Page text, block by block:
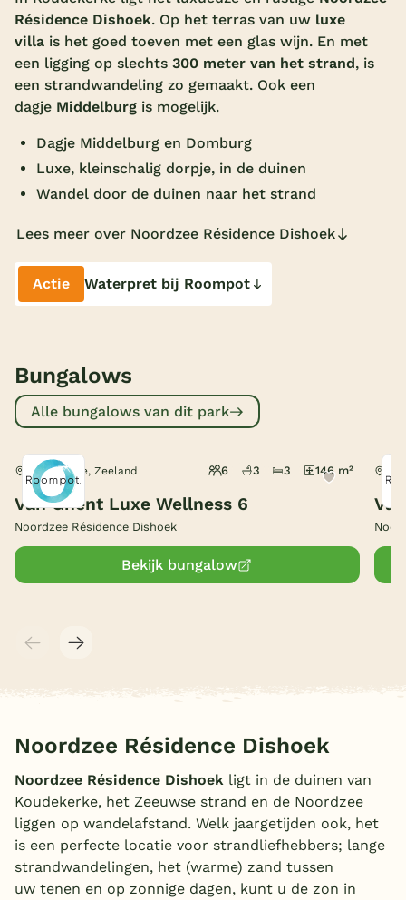
Overdekt zwembad
Wildwaterbaan
Indoor speeltuin
Keuzehulp
Bestemmingen
Nederland
Duitsland
Onze e-boeken
Résidence Dishoek. Op het terras van uw luxe
villa is het goed toeven met een glas wijn. En met
een ligging op slechts 300 meter van het strand, is
een strandwandeling zo gemaakt. Ook een
dagje Middelburg is mogelijk.
Dagje Middelburg en Domburg
Luxe, kleinschalig dorpje, in de duinen
Wandel door de duinen naar het strand
Lees meer over Noordzee Résidence Dishoek
Actie Waterpret bij Roompot
Bungalows
Alle bungalows van dit park
Koudekerke, Zeeland 6 3 3 146 m²
Van Ghent Luxe Wellness 6
Noordzee Résidence Dishoek
Bekijk bungalow
Noordzee Résidence Dishoek
Noordzee Résidence Dishoek ligt in de duinen van
Koudekerke, het Zeeuwse strand en de Noordzee
liggen op wandelafstand. Welk jaargetijden ook, het
is een perfecte locatie voor strandliefhebbers; lange
strandwandelingen, het (warme) zand tussen
uw tenen en op zonnige dagen, kunt u de zon in